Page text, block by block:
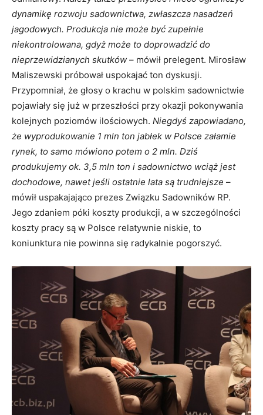
dynamikę rozwoju sadownictwa, zwłaszcza nasadzeń
jagodowych. Produkcja nie może być zupełnie
niekontrolowana, gdyż może to doprowadzić do
nieprzewidzianych skutków – mówił prelegent. Mirosław
Maliszewski próbował uspokajać ton dyskusji.
Przypomniał, że głosy o krachu w polskim sadownictwie
pojawiały się już w przeszłości przy okazji pokonywania
kolejnych poziomów ilościowych. Niegdyś zapowiadano,
że wyprodukowanie 1 mln ton jabłek w Polsce załamie
rynek, to samo mówiono potem o 2 mln. Dziś
produkujemy ok. 3,5 mln ton i sadownictwo wciąż jest
dochodowe, nawet jeśli ostatnie lata są trudniejsze –
mówił uspakajająco prezes Związku Sadowników RP.
Jego zdaniem póki koszty produkcji, a w szczególności
koszty pracy są w Polsce relatywnie niskie, to
koniunktura nie powinna się radykalnie pogorszyć.